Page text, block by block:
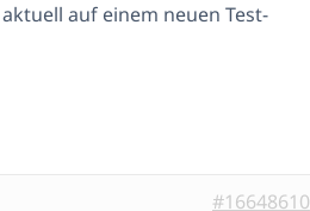
auf einem neuen Test-
#16648610